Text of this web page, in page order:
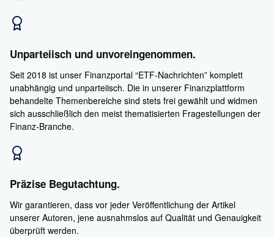
Unparteiisch und unvoreingenommen.
Seit 2018 ist unser Finanzportal “ETF-Nachrichten” komplett
unabhängig und unparteiisch. Die in unserer Finanzplattform
behandelte Themenbereiche sind stets frei gewählt und widmen
sich ausschließlich den meist thematisierten Fragestellungen der
Finanz-Branche.
Präzise Begutachtung.
Wir garantieren, dass vor jeder Veröffentlichung der Artikel
unserer Autoren, jene ausnahmslos auf Qualität und Genauigkeit
überprüft werden.